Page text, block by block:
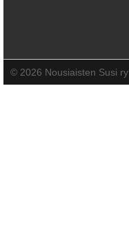
© 2026 Nousiaisten Susi ry